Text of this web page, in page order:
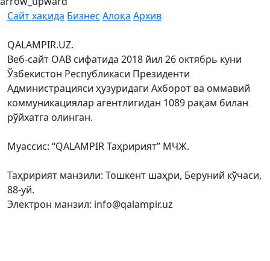
Сайт хақида Бизнес Алоқа Архив
QALAMPIR.UZ.
Веб-сайт ОАВ сифатида 2018 йил 26 октябрь куни
Ўзбекистон Республикаси Президенти
Администрацияси ҳузуридаги Ахборот ва оммавий
коммуникациялар агентлигидан 1089 рақам билан
рўйхатга олинган.
Муассис: “QALAMPIR Таҳририят” МЧЖ.
Таҳририят манзили: Тошкент шаҳри, Беруний кўчаси,
88-уй.
Электрон манзил: info@qalampir.uz